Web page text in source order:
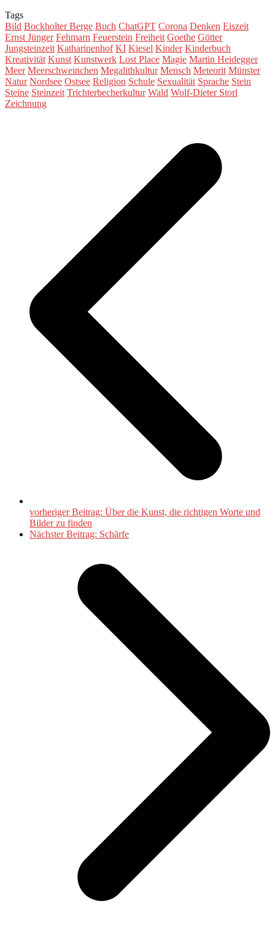
Tags
Bild Bockholter Berge Buch ChatGPT Corona Denken Eiszeit
Ernst Jünger Fehmarn Feuerstein Freiheit Goethe Götter
Jungsteinzeit Katharinenhof KI Kiesel Kinder Kinderbuch
Kreativität Kunst Kunstwerk Lost Place Magie Martin Heidegger
Meer Meerschweinchen Megalithkultur Mensch Meteorit Münster
Natur Nordsee Ostsee Religion Schule Sexualität Sprache Stein
Steine Steinzeit Trichterbecherkultur Wald Wolf-Dieter Storl
Zeichnung
vorheriger Beitrag: Über die Kunst, die richtigen Worte und
Bilder zu finden
Nächster Beitrag: Schärfe